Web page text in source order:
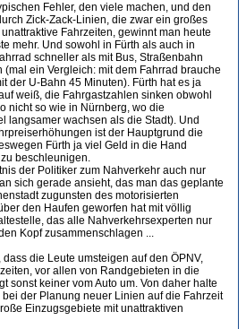
Fehler, den viele machen, und den
Zick-Zack-Linien, die zwar ein großes
Fahrzeiten, gewinnt man heute
mehr. Und sowohl in Fürth als auch in
schneller als mit Bus, Straßenbahn
ein Vergleich: mit dem Fahrrad brauche
der U-Bahn 45 Minuten). Fürth hat es ja
weiß, die Fahrgastzahlen sinken obwohl
nicht so wie in Nürnberg, wo die
langsamer wachsen als die Stadt). Und
ist der Hauptgrund die
Fürth ja viel Geld in die Hand
beschleunigen.
der Politiker zum Nahverkehr auch nur
sich gerade ansieht, das man das geplante
zugunsten des motorisierten
den Haufen geworfen hat mit völlig
das alle Nahverkehrsexperten nur
Kopf zusammenschlagen ...
die Leute umsteigen auf den ÖPNV,
vor allen von Randgebieten in die
sonst keiner vom Auto um. Von daher halte
der Planung neuer Linien auf die Fahrzeit
Einzugsgebiete mit unattraktiven